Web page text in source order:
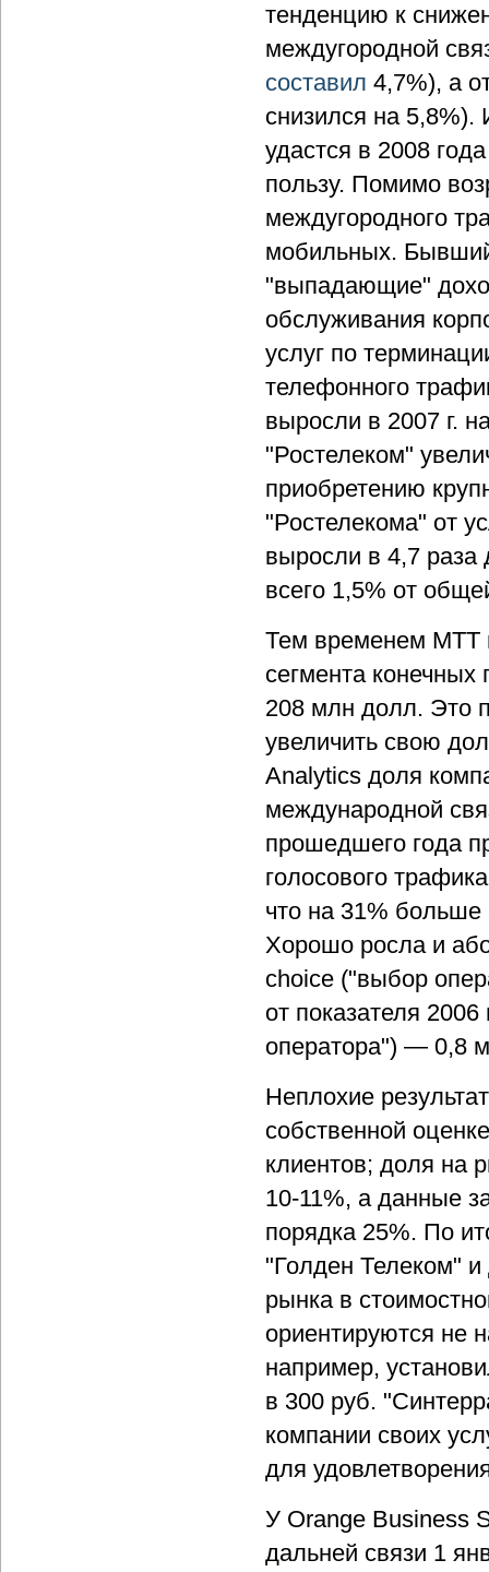
тенденцию к
междугородной
составил 4,7%), а
снизился на 5,8%).
удастся в 2008
пользу. Помимо
междугородного
мобильных. Бывший
"выпадающие"
обслуживания
услуг по
телефонного
выросли в 2007 г.
"Ростелеком"
приобретению
"Ростелекома" от
выросли в 4,7 раза
всего 1,5% от
Тем временем МТТ
сегмента
208 млн долл. Это
увеличить свою
Analytics доля
международной
прошедшего года
голосового
что на 31% больше
Хорошо росла и
choice ("выбор
от показателя
оператора") — 0,8
Неплохие
собственной
клиентов; доля на
10-11%, а данные
порядка 25%. По
"Голден Телеком" и
рынка в
ориентируются не
например,
в 300 руб.
компании своих
для
У Orange Business
дальней связи 1